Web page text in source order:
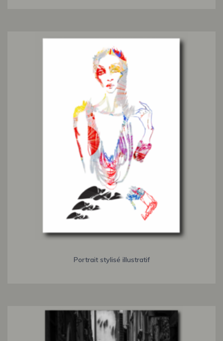
Portrait stylisé illustratif